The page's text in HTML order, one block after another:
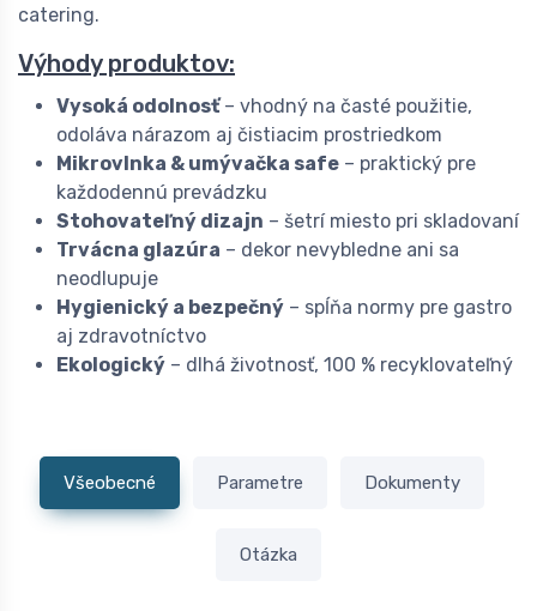
catering.
Výhody produktov:
Vysoká odolnosť– vhodný na časté použitie,
odoláva nárazom aj čistiacim prostriedkom
Mikrovlnka & umývačka safe – praktický pre
každodennú prevádzku
Stohovateľný dizajn – šetrí miesto pri skladovaní
Trvácna glazúra – dekor nevybledne ani sa
neodlupuje
Hygienický a bezpečný – spĺňa normy pre gastro
aj zdravotníctvo
Ekologický – dlhá životnosť, 100 % recyklovateľný
Všeobecné Parametre Dokumenty
Otázka